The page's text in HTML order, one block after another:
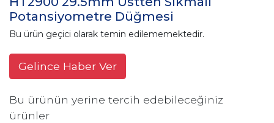
Potansiyometre Düğmesi
Bu ürün geçici olarak temin edilememektedir.
Gelince Haber Ver
Bu ürünün yerine tercih edebileceğiniz
ürünler